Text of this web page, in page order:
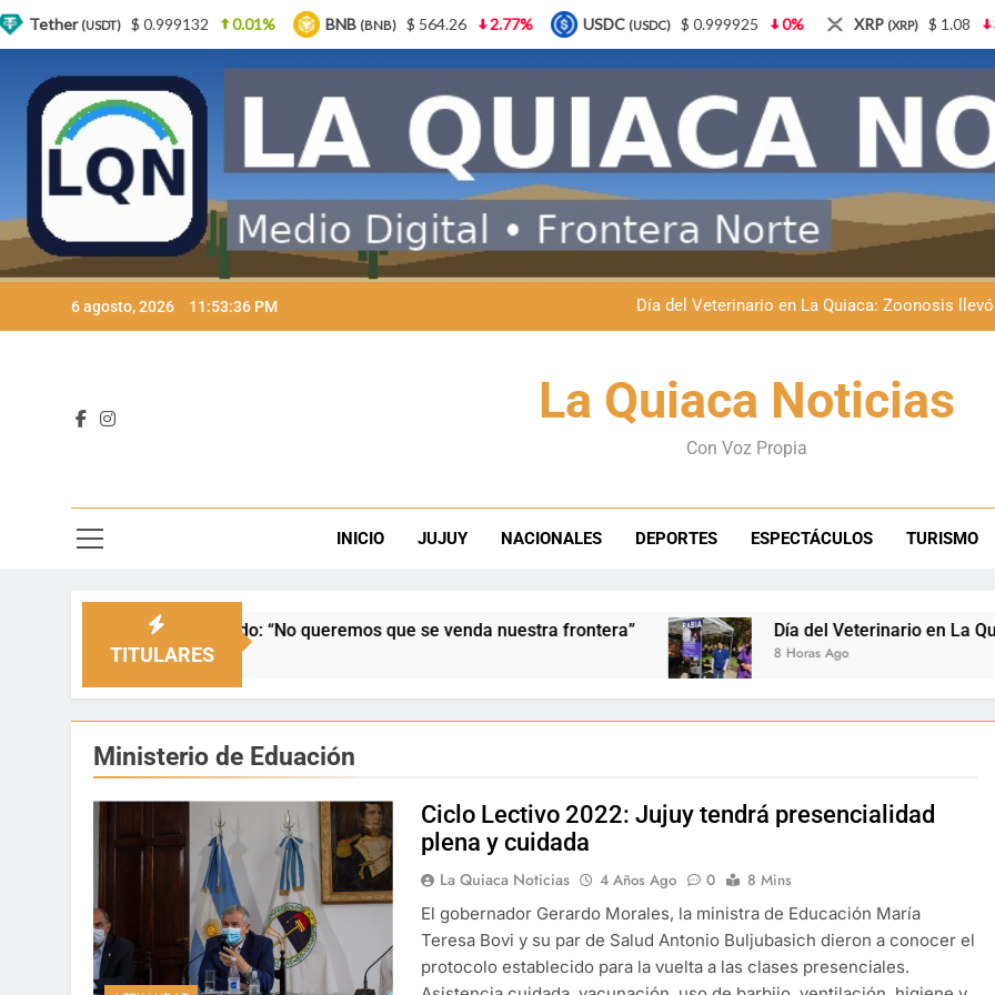
6 agosto, 2026 11:53:37 PM
Dante Velázquez marchará
Fernando Rejal respaldó a Dante Velázquez en el Senado: “No
Día del Veterinario en La Quiaca: Zoonosis
Dante Velázquez marchará contra
Fernando Rejal respaldó a Dante Velázquez en el Senado: “No
La frontera se subleva: Dante Velázquez enfrenta el remate de la
La Quiaca Noticias
Con Voz Propia
INICIO JUJUY NACIONALES DEPORTES ESPECTÁCULOS TURISMO
TITULARES
Senado: “No queremos que se venda nuestra frontera” Día del Veterinario en La Quiaca: Zoonosis llevó
8 Horas Ago
Ministerio de Eduación
Ciclo Lectivo 2022: Jujuy tendrá presencialidad
plena y cuidada
La Quiaca Noticias 4 Años Ago 0
8 Mins
El gobernador Gerardo Morales, la ministra de Educación María
Teresa Bovi y su par de Salud Antonio Buljubasich dieron a conocer el
protocolo establecido para la vuelta a las clases presenciales.
0.01% BNB(BNB) $ 564.26 2.77% USDC (USDC) $ 0.999925 0% XRP(XRP) $ 1.08 3.87% Solana